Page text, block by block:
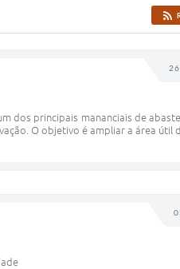
dos principais mananciais de
O objetivo é ampliar a área útil